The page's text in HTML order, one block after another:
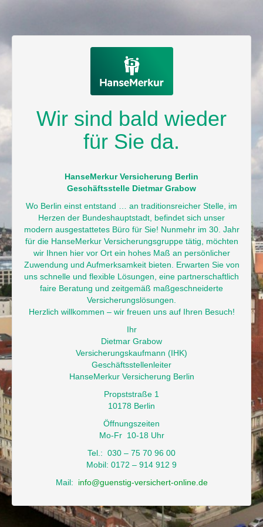
Wir sind bald wieder
für Sie da.
HanseMerkur Versicherung Berlin
Geschäftsstelle Dietmar Grabow
Wo Berlin einst entstand … an traditionsreicher Stelle, im
Herzen der Bundeshauptstadt, befindet sich unser
modern ausgestattetes Büro für Sie! Nunmehr im 30. Jahr
für die HanseMerkur Versicherungsgruppe tätig, möchten
wir Ihnen hier vor Ort ein hohes Maß an persönlicher
Zuwendung und Aufmerksamkeit bieten. Erwarten Sie von
uns schnelle und flexible Lösungen, eine partnerschaftlich
faire Beratung und zeitgemäß maßgeschneiderte
Versicherungslösungen.
Herzlich willkommen – wir freuen uns auf Ihren Besuch!
Ihr
Dietmar Grabow
Versicherungskaufmann (IHK)
Geschäftsstellenleiter
HanseMerkur Versicherung Berlin
Propststraße 1
10178 Berlin
Öffnungszeiten
Mo-Fr 10-18 Uhr
Tel.: 030 – 75 70 96 00
Mobil: 0172 – 914 912 9
Mail: info@guenstig-versichert-online.de